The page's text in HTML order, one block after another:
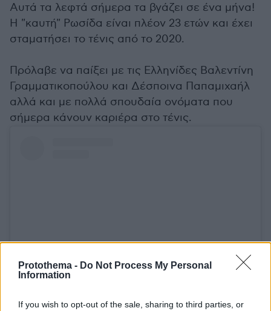
Protothema - Do Not Process My Personal
Information
If you wish to opt-out of the sale, sharing to third parties, or
Αυτά τα λεφτά σήμερα τα βγάζει σε ένα μήνα!
Η "καυτή" Ρωσίδα είναι πλέον 23 ετών και έχει
σταματήσει το τένις από το 2020.
Πρόλαβε να παίξει με τις Ελληνίδες Βαλεντίνη
Γραμματικοπούλου και Δέσποινα Παπαμιχαήλ
αλλά και με πολλά σπουδαία ονόματα που
σήμερα κάνουν καριέρα στο τένις.